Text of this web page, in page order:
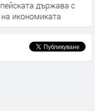
държава с
икономиката